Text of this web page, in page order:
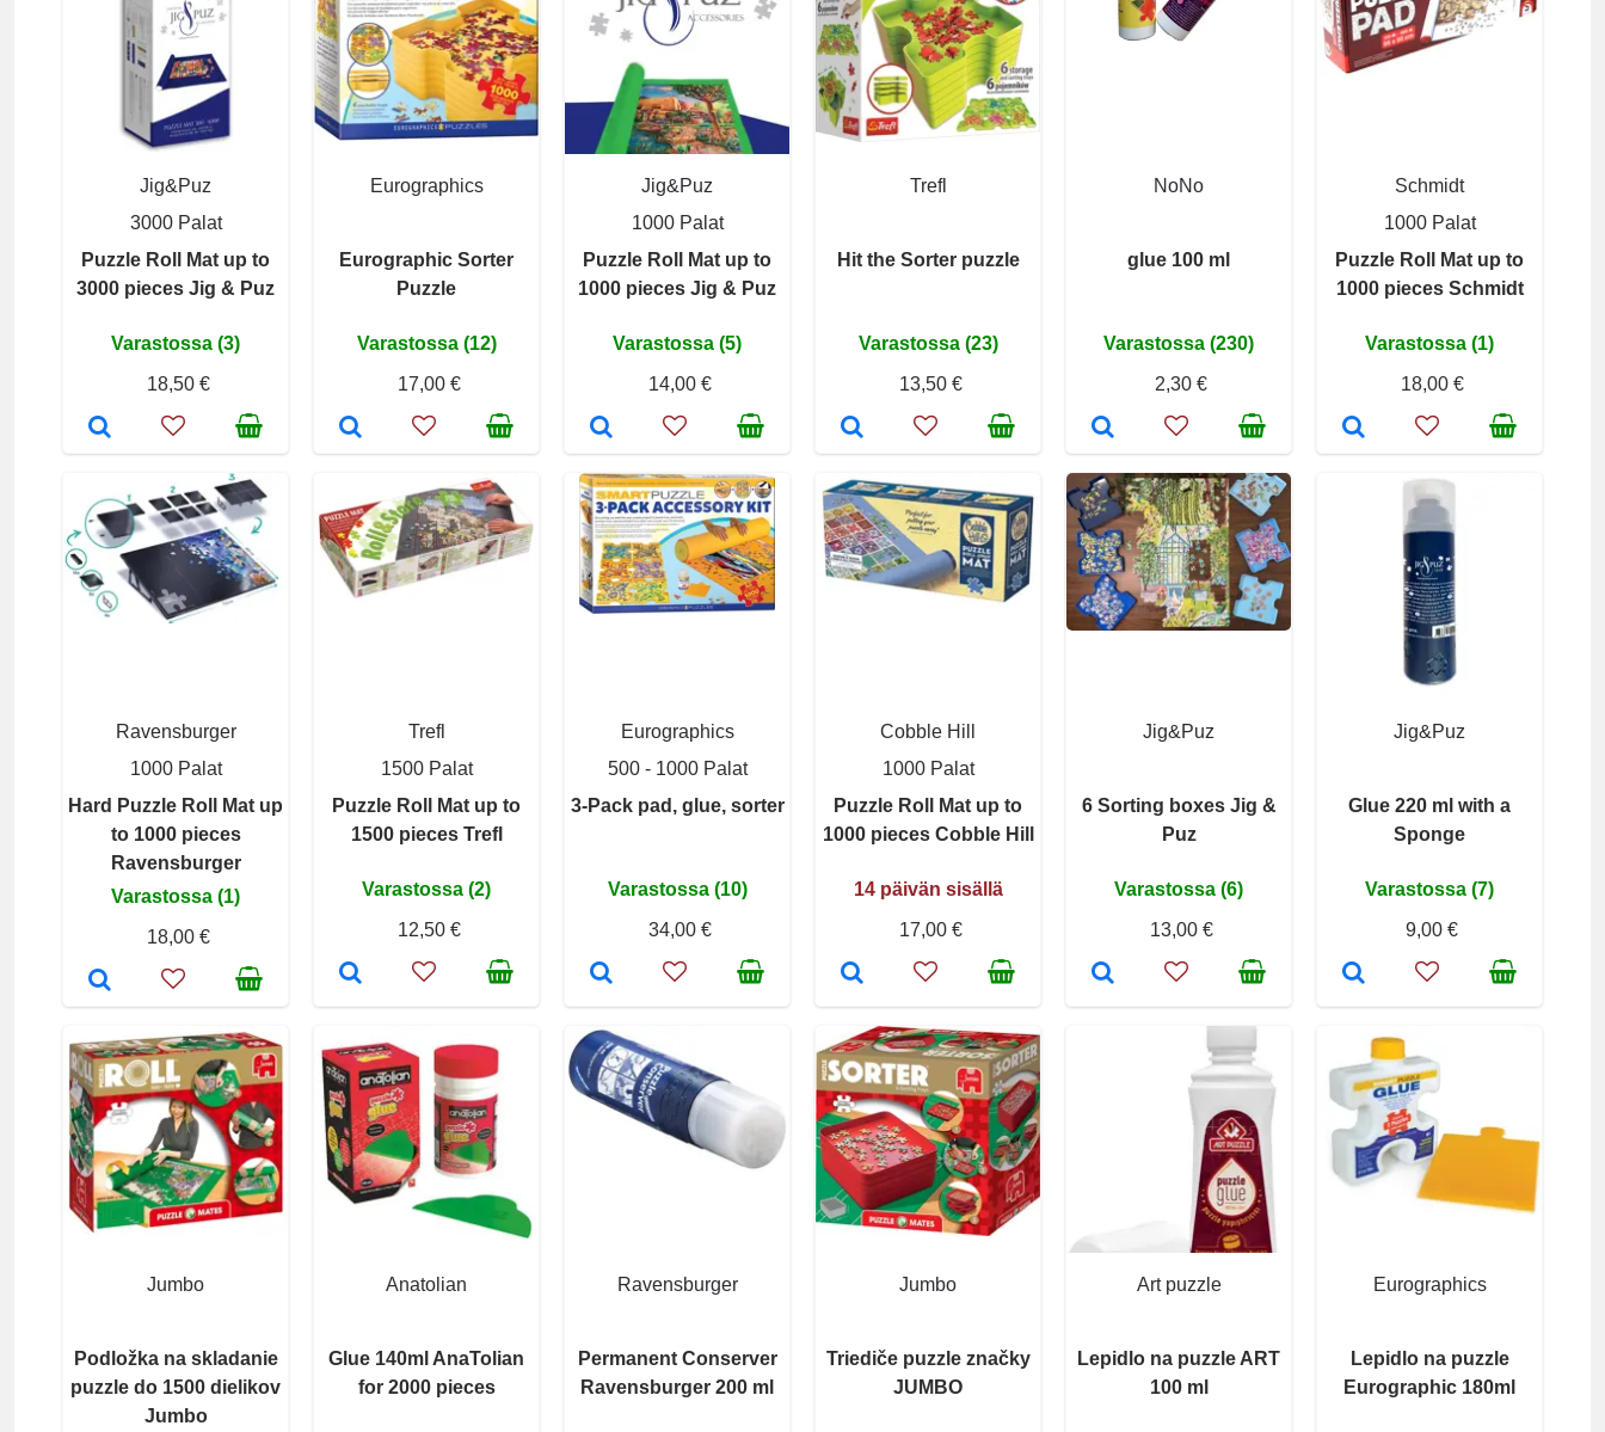
Jig&Puz
3000 Palat
Puzzle Roll Mat up to
3000 pieces Jig & Puz
Varastossa (3)
18,50 €
Eurographics
Eurographic Sorter
Puzzle
Varastossa (12)
17,00 €
Jig&Puz
1000 Palat
Puzzle Roll Mat up to
1000 pieces Jig & Puz
Varastossa (5)
14,00 €
Trefl
Hit the Sorter puzzle
Varastossa (23)
13,50 €
NoNo
glue 100 ml
Varastossa (230)
2,30 €
Schmidt
1000 Palat
Puzzle Roll Mat up to
1000 pieces Schmidt
Varastossa (1)
18,00 €
Ravensburger
1000 Palat
Hard Puzzle Roll Mat up
to 1000 pieces
Ravensburger
Varastossa (1)
18,00 €
Trefl
1500 Palat
Puzzle Roll Mat up to
1500 pieces Trefl
Varastossa (2)
12,50 €
Eurographics
500 - 1000 Palat
3-Pack pad, glue, sorter
Varastossa (10)
34,00 €
Cobble Hill
1000 Palat
Puzzle Roll Mat up to
1000 pieces Cobble Hill
14 päivän sisällä
17,00 €
Jig&Puz
6 Sorting boxes Jig &
Puz
Varastossa (6)
13,00 €
Jig&Puz
Glue 220 ml with a
Sponge
Varastossa (7)
9,00 €
Jumbo
Podložka na skladanie
puzzle do 1500 dielikov
Jumbo
Anatolian
Glue 140ml AnaTolian
for 2000 pieces
Ravensburger
Permanent Conserver
Ravensburger 200 ml
Jumbo
Triediče puzzle značky
JUMBO
Art puzzle
Lepidlo na puzzle ART
100 ml
Eurographics
Lepidlo na puzzle
Eurographic 180ml